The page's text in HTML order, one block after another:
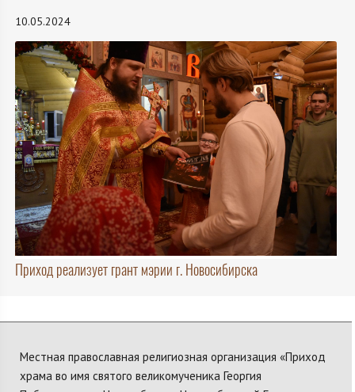
10.05.2024
Приход реализует грант мэрии г. Новосибирска
Местная православная религиозная организация «Приход
храма во имя святого великомученика Георгия